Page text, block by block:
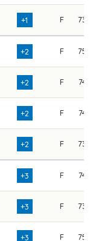
+1 F 73
+2 F 75
+2 F 74
+2 F 74
+2 F 73
+3 F 74
+3 F 73
+3 F 75